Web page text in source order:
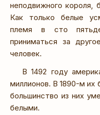
неподвижного короля,
Как только белые
племя в сто
приниматься за
человек.
В 1492 году
миллионов. В 1890-м их
большинство из них
белыми.